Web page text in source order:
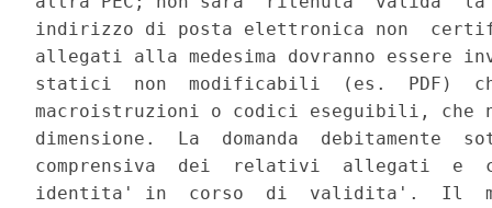
indirizzo di posta elettronica non
allegati alla medesima dovranno
statici  non  modificabili  (es.  PDF)
macroistruzioni o codici eseguibili, che
dimensione.  La  domanda  debitamente
comprensiva  dei  relativi  allegati  e
identita' in  corso  di  validita'.  Il